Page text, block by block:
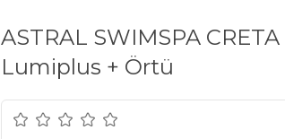
ASTRAL SWIMSPA
Lumiplus + Örtü